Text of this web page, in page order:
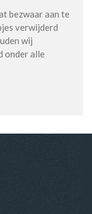
bezwaar aan te
verwijderd
wij
onder alle